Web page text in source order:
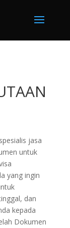
jasa
untuk
yang ingin
dan
kepada
Dokumen